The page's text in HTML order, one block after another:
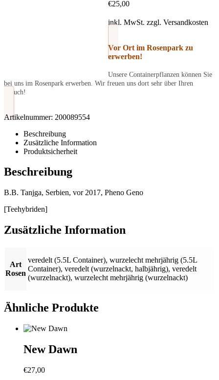
€25,00
inkl. MwSt. zzgl. Versandkosten
Vor Ort im Rosenpark zu
erwerben!
Unsere Containerpflanzen können Sie
bei uns im Rosenpark erwerben. Wir freuen uns dort sehr über Ihren
Besuch!
Artikelnummer: 200089554
Beschreibung
Zusätzliche Information
Produktsicherheit
Beschreibung
B.B. Tanjga, Serbien, vor 2017, Pheno Geno
[Teehybriden]
Zusätzliche Information
Art
Rosen
veredelt (5.5L Container), wurzelecht mehrjährig (5.5L
Container), veredelt (wurzelnackt, halbjährig), veredelt
(wurzelnackt), wurzelecht mehrjährig (wurzelnackt)
Ähnliche Produkte
New Dawn
€27,00